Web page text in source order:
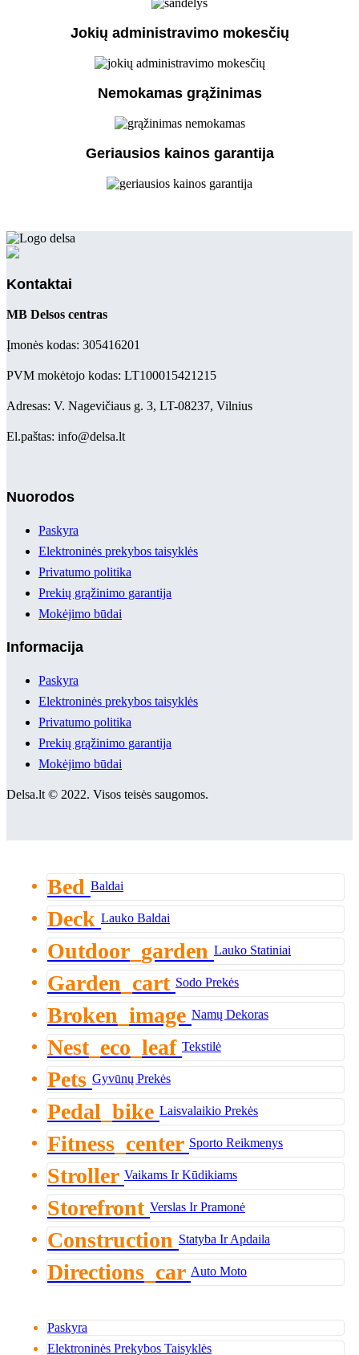
Jokių administravimo mokesčių
Nemokamas grąžinimas
Geriausios kainos garantija
Kontaktai
MB Delsos centras
Įmonės kodas: 305416201
PVM mokėtojo kodas: LT100015421215
Adresas: V. Nagevičiaus g. 3, LT-08237, Vilnius
El.paštas: info@delsa.lt
Nuorodos
Paskyra
Elektroninės prekybos taisyklės
Privatumo politika
Prekių grąžinimo garantija
Mokėjimo būdai
Informacija
Paskyra
Elektroninės prekybos taisyklės
Privatumo politika
Prekių grąžinimo garantija
Mokėjimo būdai
Delsa.lt © 2022. Visos teisės saugomos.
Bed Baldai
Deck Lauko Baldai
Outdoor_garden Lauko Statiniai
Garden_cart Sodo Prekės
Broken_image Namų Dekoras
Nest_eco_leaf Tekstilė
Pets Gyvūnų Prekės
Pedal_bike Laisvalaikio Prekės
Fitness_center Sporto Reikmenys
Stroller Vaikams Ir Kūdikiams
Storefront Verslas Ir Pramonė
Construction Statyba Ir Apdaila
Directions_car Auto Moto
Paskyra
Elektroninės Prekybos Taisyklės